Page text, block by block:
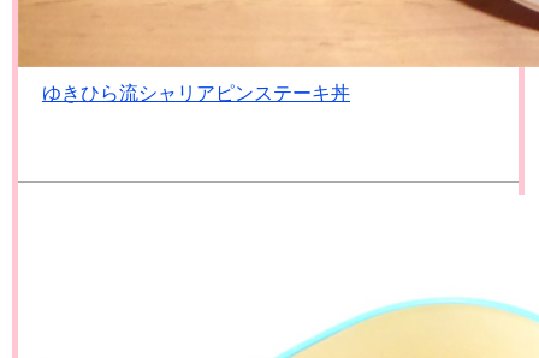
ゆきひら流シャリアピンステーキ丼